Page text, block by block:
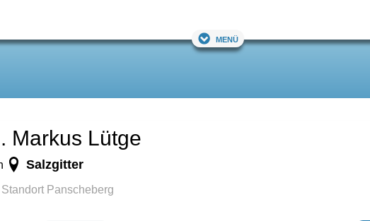
Menü
Markus Lütge
Salzgitter
Panscheberg